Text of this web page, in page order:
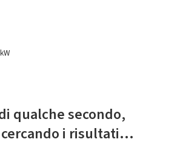
qualche secondo,
i risultati...